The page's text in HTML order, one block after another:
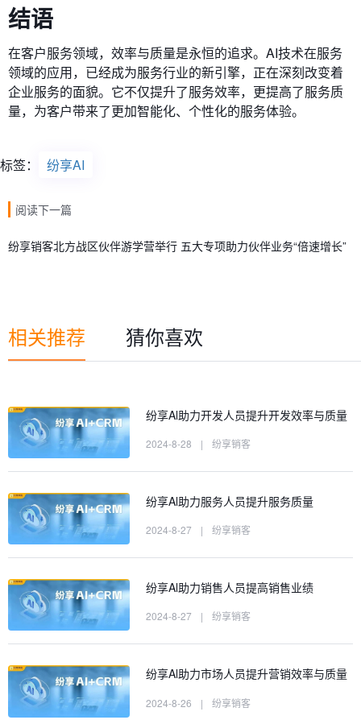
结语
在客户服务领域，效率与质量是永恒的追求。AI技术在服务
领域的应用，已经成为服务行业的新引擎，正在深刻改变着
企业服务的面貌。它不仅提升了服务效率，更提高了服务质
量，为客户带来了更加智能化、个性化的服务体验。
标签： 纷享AI
阅读下一篇
纷享销客北方战区伙伴游学营举行 五大专项助力伙伴业务“倍速增长”
相关推荐 猜你喜欢
纷享Al助力开发人员提升开发效率与质量
2024-8-28 | 纷享销客
纷享Al助力服务人员提升服务质量
2024-8-27 | 纷享销客
纷享Al助力销售人员提高销售业绩
2024-8-27 | 纷享销客
纷享Al助力市场人员提升营销效率与质量
2024-8-26 | 纷享销客